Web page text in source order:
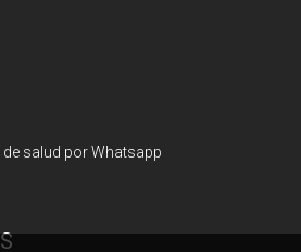
salud por Whatsapp